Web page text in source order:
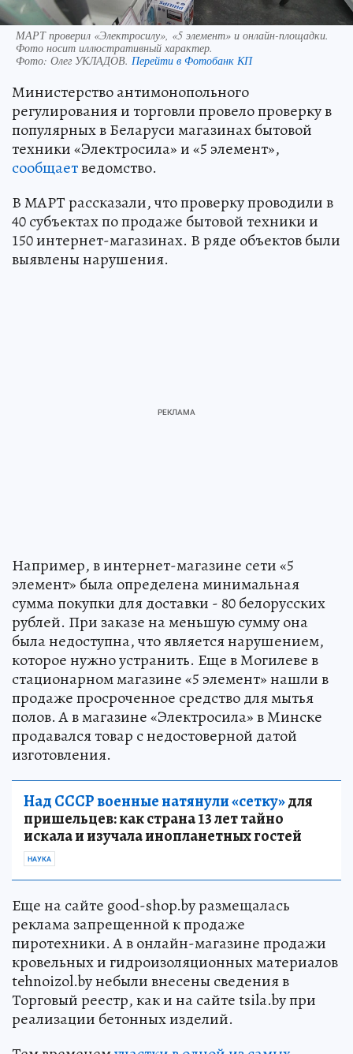
МАРТ проверил «Электросилу», «5 элемент» и онлайн-площадки.
Фото носит иллюстративный характер.
Фото: Олег УКЛАДОВ. Перейти в Фотобанк КП
Министерство антимонопольного
регулирования и торговли провело проверку в
популярных в Беларуси магазинах бытовой
техники «Электросила» и «5 элемент»,
сообщаетведомство.
В МАРТ рассказали, что проверку проводили в
40 субъектах по продаже бытовой техники и
150 интернет-магазинах. В ряде объектов были
выявлены нарушения.
Например, в интернет-магазине сети «5
элемент» была определена минимальная
сумма покупки для доставки - 80 белорусских
рублей. При заказе на меньшую сумму она
была недоступна, что является нарушением,
которое нужно устранить. Еще в Могилеве в
стационарном магазине «5 элемент» нашли в
продаже просроченное средство для мытья
полов. А в магазине «Электросила» в Минске
продавался товар с недостоверной датой
изготовления.
Над СССР военные натянули «сетку»для
пришельцев: как страна 13 лет тайно
искала и изучала инопланетных гостей
НАУКА
Еще на сайте good-shop.by размещалась
реклама запрещенной к продаже
пиротехники. А в онлайн-магазине продажи
кровельных и гидроизоляционных материалов
tehnoizol.by небыли внесены сведения в
Торговый реестр, как и на сайте tsila.by при
реализации бетонных изделий.